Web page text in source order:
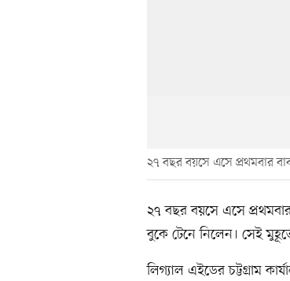
২৭ বছর বয়সে এসে প্রথমবার
২৭ বছর বয়সে এসে
বুকে টেনে নিলেন। সেই
লিগ্যাল এইডের চট্টগ্রাম